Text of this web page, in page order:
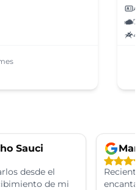
A
Sauci
desde el
de mi